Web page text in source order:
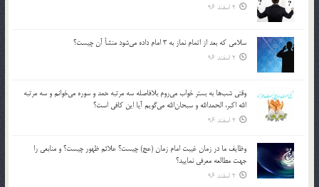
2 اسفند 96
سلامي كه بعد از اتمام نماز به 3 امام داده مي‌شود منشأ آن چيست؟
2 اسفند 96
وقتي شب‌ها به بستر خواب مي‌روم بلافاصله سه مرتبه حمد و سوره مي‌خوانم و سه مرتبه
الله اكبر، الحمدالله و سبحان‌الله مي‌گويم آيا اين كافي است؟
2 اسفند 96
وظايف ما در زمان غيبت امام زمان (عج) چيست؟ علائم ظهور چيست؟ و منابعي را
جهت مطالعه معرفي نماييد؟
2 اسفند 96